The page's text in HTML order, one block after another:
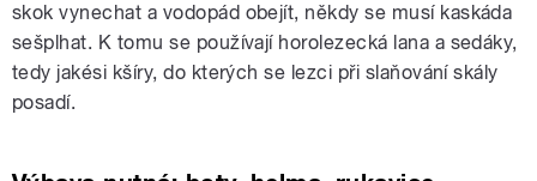
skok vynechat a vodopád obejít, někdy se musí kaskáda
sešplhat. K tomu se používají horolezecká lana a sedáky,
tedy jakési kšíry, do kterých se lezci při slaňování skály
posadí.